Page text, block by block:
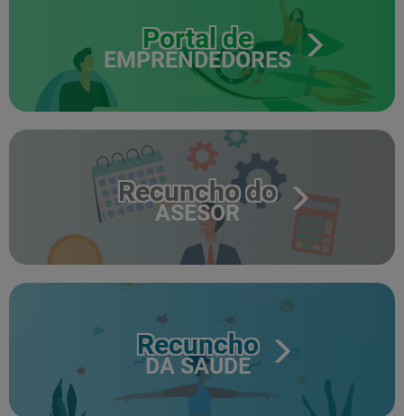
Portal de
EMPRENDEDORES
Recuncho do
ASESOR
Recuncho
DA SAÚDE